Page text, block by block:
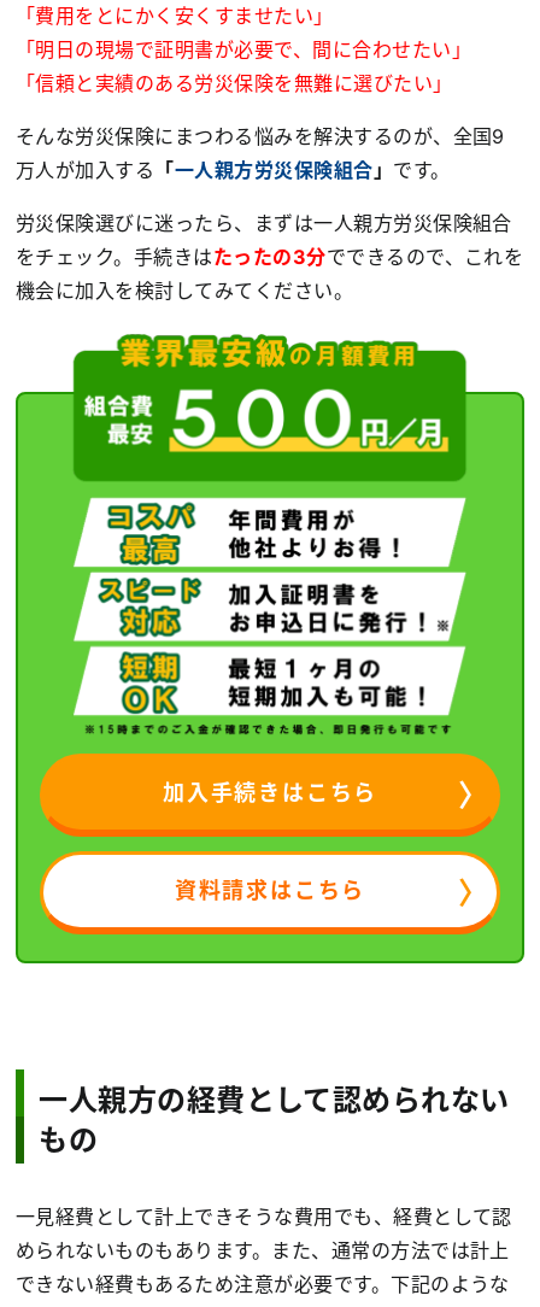
「費用をとにかく安くすませたい」
「明日の現場で証明書が必要で、間に合わせたい」
「信頼と実績のある労災保険を無難に選びたい」
そんな労災保険にまつわる悩みを解決するのが、全国9
万人が加入する 「一人親方労災保険組合 」 です。
労災保険選びに迷ったら、まずは一人親方労災保険組合
をチェック。手続きはたったの3分でできるので、これを
機会に加入を検討してみてください。
加入手続きはこちら
資料請求はこちら
一人親方の経費として認められない
もの
一見経費として計上できそうな費用でも、経費として認
められないものもあります。また、通常の方法では計上
できない経費もあるため注意が必要です。下記のような